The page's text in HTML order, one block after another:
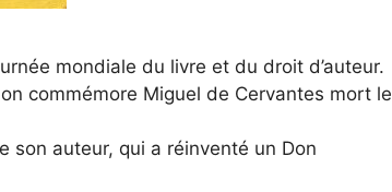
mondiale du livre et du droit d’auteur.
commémore Miguel de Cervantes mort le
son auteur, qui a réinventé un Don